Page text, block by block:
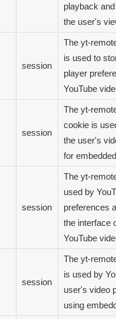
playback
the user's
session
The yt-
is used to
player
YouTube
session
The yt-
cookie is
the user's
for
session
The yt-
used by
preferences
the interface
YouTube
session
The yt-
is used by
user's video
using